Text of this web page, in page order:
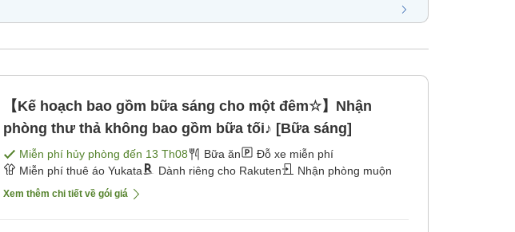
【Kế hoạch bao gồm bữa sáng cho một đêm☆】Nhận
phòng thư thả không bao gồm bữa tối♪ [Bữa sáng]
Miễn phí hủy phòng đến 13 Th08 Bữa ăn
Đỗ xe miễn phí
Miễn phí thuê áo Yukata
Dành riêng cho Rakuten Nhận phòng muộn
Xem thêm chi tiết về gói giá